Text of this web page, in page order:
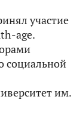
участие
age.
социальной
им.